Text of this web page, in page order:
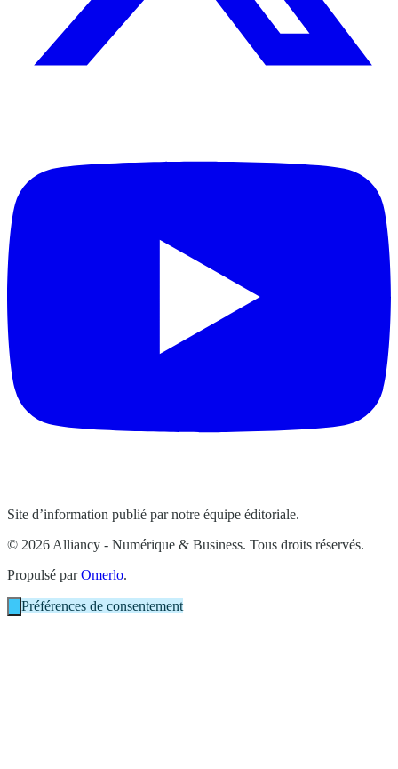
Site d’information publié par notre équipe éditoriale.
© 2026 Alliancy - Numérique & Business. Tous droits réservés.
Propulsé parOmerlo.
Préférences de consentement